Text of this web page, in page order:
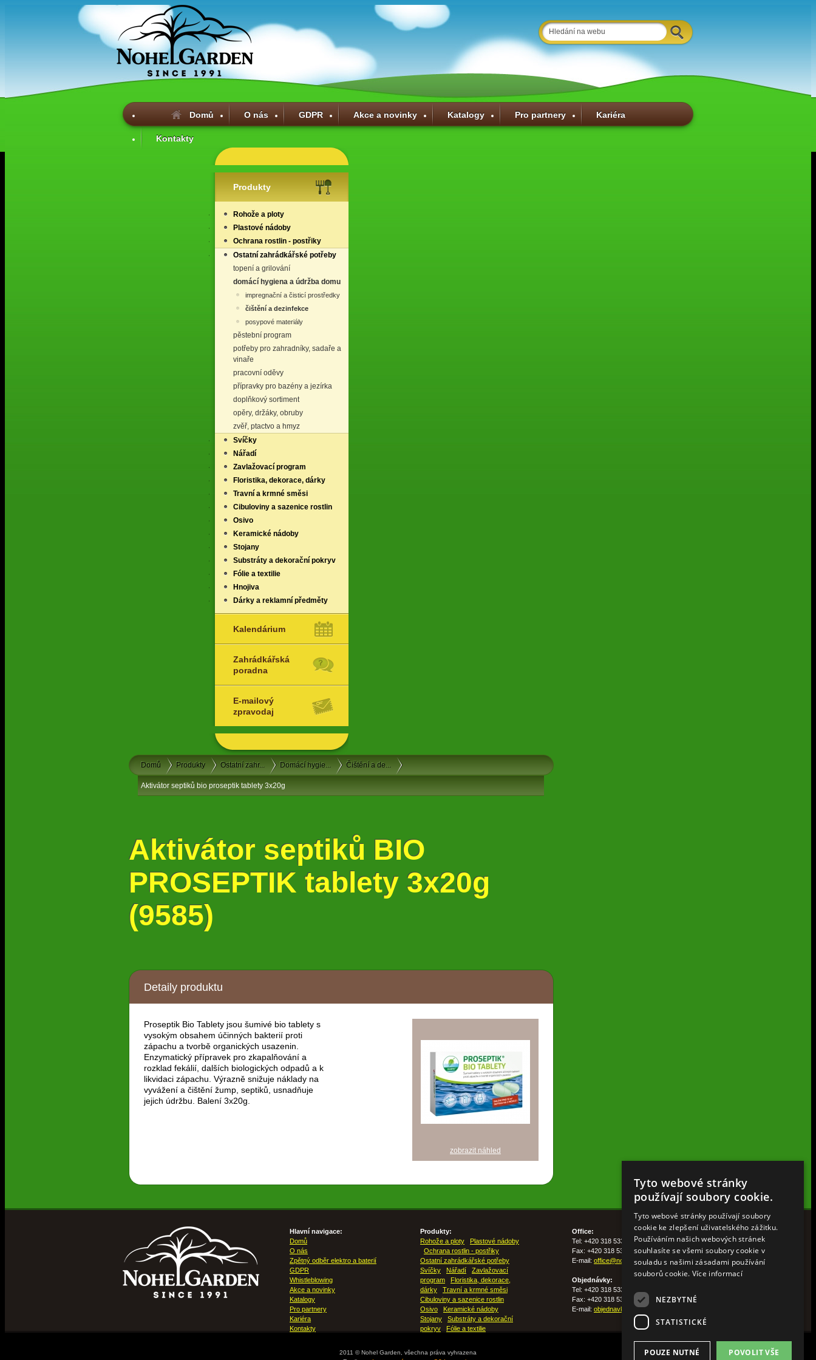
Domů O nás GDPR Akce a novinky Katalogy Pro partnery Kariéra
Kontakty
Produkty
Rohože a ploty
Plastové nádoby
Ochrana rostlin - postřiky
Ostatní zahrádkářské potřeby
topení a grilování
domácí hygiena a údržba domu
impregnační a čisticí prostředky
čištění a dezinfekce
posypové materiály
pěstební program
potřeby pro zahradníky, sadaře a
vinaře
pracovní oděvy
přípravky pro bazény a jezírka
doplňkový sortiment
opěry, držáky, obruby
zvěř, ptactvo a hmyz
Svíčky
Nářadí
Zavlažovací program
Floristika, dekorace, dárky
Travní a krmné směsi
Cibuloviny a sazenice rostlin
Osivo
Keramické nádoby
Stojany
Substráty a dekorační pokryv
Fólie a textilie
Hnojiva
Dárky a reklamní předměty
Kalendárium
Zahrádkářská
poradna
E-mailový
zpravodaj
Domů Produkty Ostatní zahr... Domácí hygie... Čištění a de...
Aktivátor septiků bio proseptik tablety 3x20g
Aktivátor septiků BIO
PROSEPTIK tablety 3x20g
(9585)
Detaily produktu
Proseptik Bio Tablety jsou šumivé bio tablety s
vysokým obsahem účinných bakterií proti
zápachu a tvorbě organických usazenin.
Enzymatický přípravek pro zkapalňování a
rozklad fekálií, dalších biologických odpadů a k
likvidaci zápachu. Výrazně snižuje náklady na
vyvážení a čištění žump, septiků, usnadňuje
jejich údržbu. Balení 3x20g.
zobrazit náhled
Hlavní navigace:
Domů
O nás
Zpětný odběr elektro a baterií
GDPR
Whistleblowing
Akce a novinky
Katalogy
Pro partnery
Kariéra
Kontakty
Produkty:
Rohože a ploty
Plastové nádoby
Ochrana rostlin - postřiky
Ostatní zahrádkářské potřeby
Svíčky
Nářadí
Zavlažovací
program
Floristika, dekorace,
dárky
Travní a krmné směsi
Cibuloviny a sazenice rostlin
Osivo
Keramické nádoby
Stojany
Substráty a dekorační
pokryv
Fólie a textilie
Office:
Tel: +420 318 533 511
Fax: +420 318 533 513
E-mail: office@nohelgarden.cz
Objednávky:
Tel: +420 318 533 533
Fax: +420 318 533 538
E-mail: objednavky@nohelgarden.cz
2011 © Nohel Garden, všechna práva vyhrazena
Tyto webové stránky
používají soubory cookie.
Tyto webové stránky používají soubory
cookie ke zlepšení uživatelského zážitku.
Používáním našich webových stránek
souhlasíte se všemi soubory cookie v
souladu s našimi zásadami používání
souborů cookie. Více informací
NEZBYTNÉ
STATISTICKÉ
POVOLIT VŠE
POUZE NUTNÉ